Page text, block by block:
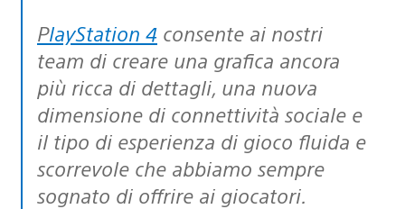
PlayStation 4 consente ai nostri
team di creare una grafica ancora
più ricca di dettagli, una nuova
dimensione di connettività sociale e
il tipo di esperienza di gioco fluida e
scorrevole che abbiamo sempre
sognato di offrire ai giocatori.